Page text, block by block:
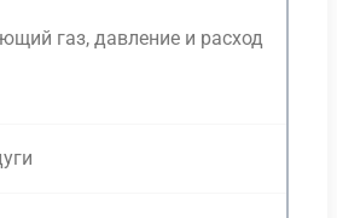
газ, давление и расход